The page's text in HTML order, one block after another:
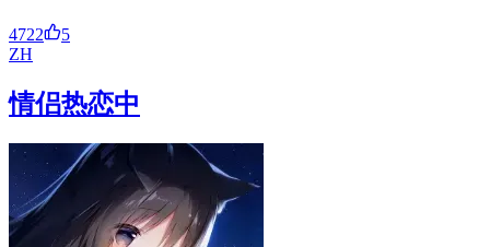
4722
5
ZH
情侣热恋中